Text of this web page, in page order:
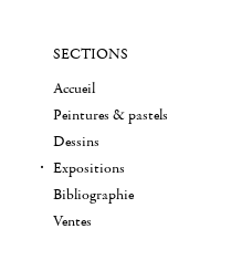
SECTIONS
Accueil
Peintures & pastels
Dessins
Expositions
Bibliographie
Ventes